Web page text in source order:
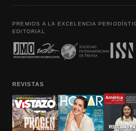
PREMIOS A LA EXCELENCIA
EDITORIAL
REVISTAS